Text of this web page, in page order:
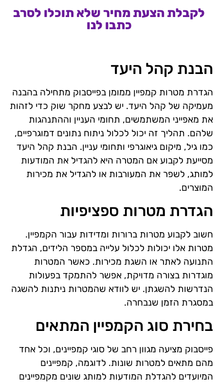
לקבלת הצעת מחיר שלא תוכלו לסרב
כתבו לנו
הבנת קהל היעד
הגדרת מטרות קמפיין ממומן בפייסבוק מתחילה בהבנה
מעמיקה של קהל היעד. יש לבצע מחקר שוק כדי לזהות
את מאפייני המשתמשים, תחומי העניין וההתנהגות
שלהם. תהליך זה יכול לכלול ניתוח נתונים דמוגרפיים,
כמו גיל, מיקום גיאוגרפי ותחומי עניין. הבנת קהל היעד
מסייעת לקבוע אם המטרה היא להגדיל את המודעות
למותג, לשפר את המעורבות או להגדיל את מכירות
המוצרים.
הגדרת מטרות ספציפיות
חשוב לקבוע מטרות ברורות ומדידות עבור הקמפיין.
מטרות אלו יכולות לכלול עלייה במספר הלידים, הגדלת
התנועה לאתר או השגת מכירות. כאשר המטרות
מוגדרות בצורה מדויקת, אפשר להתמקד בפעולות
הנדרשות להשגתן. יש לוודא שהמטרות ניתנות להשגה
במסגרת הזמן שנבחרה.
בחירת סוג הקמפיין המתאים
פייסבוק מציעה מגוון רחב של סוגי קמפיינים, וכל אחד
מהם מתאים למטרות שונות. לדוגמה, קמפיינים
המיועדים להגדלת המודעות למותג שונים מקמפיינים